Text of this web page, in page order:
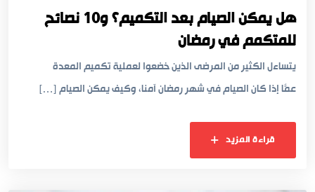
هل يمكن الصيام بعد التكميم؟ و10 نصائح
للمتكمم في رمضان
يتساءل الكثير من المرضى الذين خضعوا لعملية تكميم المعدة
عمّا إذا كان الصيام في شهر رمضان آمنًا، وكيف يمكن الصيام […]
قراءة المزيد